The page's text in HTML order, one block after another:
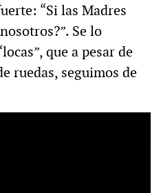
“Si las Madres
Se lo
que a pesar de
ruedas, seguimos de